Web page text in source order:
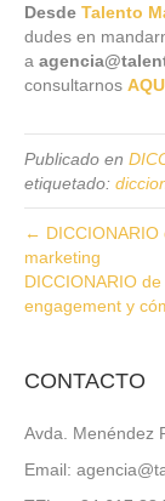
Desde Talento
dudes en
a agencia
consultarnos
Publicado en
etiquetado:
← DICCIONARIO
marketing
DICCIONARIO
engagement y
CONTACTO
Avda. Menéndez
Email: